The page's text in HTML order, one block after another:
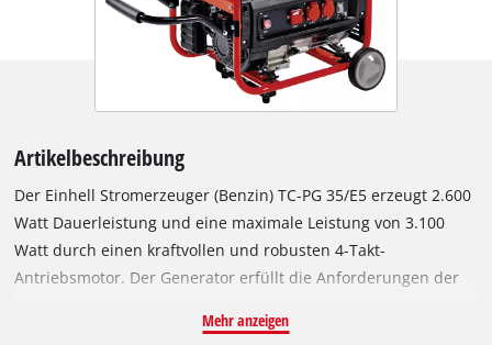
Artikelbeschreibung
Der Einhell Stromerzeuger (Benzin) TC-PG 35/E5 erzeugt 2.600
Watt Dauerleistung und eine maximale Leistung von 3.100
Watt durch einen kraftvollen und robusten 4-Takt-
Antriebsmotor. Der Generator erfüllt die Anforderungen der
Stroms auf Endgeräte stehen zwei 230V-Steckdosen inklusive
Mehr anzeigen